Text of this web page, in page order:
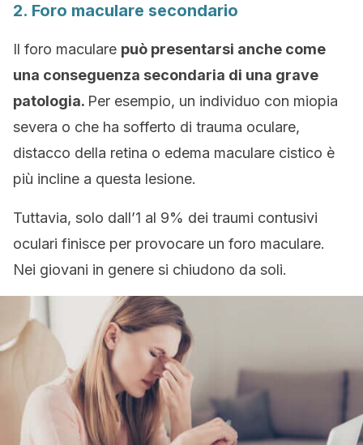
2. Foro maculare secondario
Il foro maculare può presentarsi anche come
una conseguenza secondaria di una grave
patologia. Per esempio, un individuo con miopia
severa o che ha sofferto di trauma oculare,
distacco della retina o edema maculare cistico è
più incline a questa lesione.
Tuttavia, solo dall’1 al 9% dei traumi contusivi
oculari finisce per provocare un foro maculare.
Nei giovani in genere si chiudono da soli.